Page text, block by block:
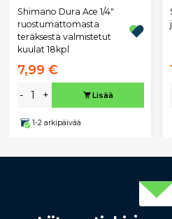
Shimano Dura Ace 1/4"
ruostumattomasta
teräksestä valmistetut
kuulat 18kpl
7,99 €
- + Lisää
1-2 arkipäivää